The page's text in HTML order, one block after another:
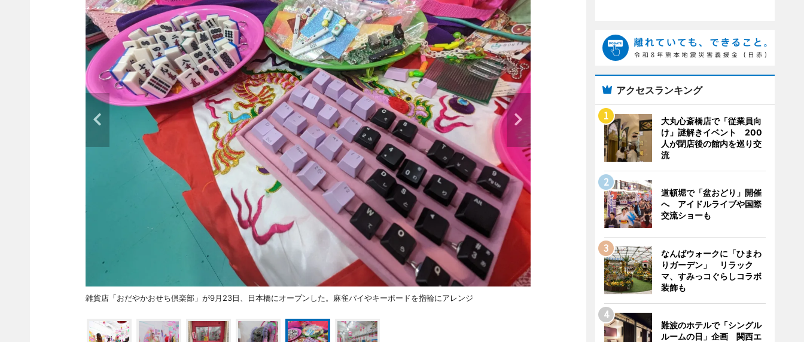
雑貨店「おだやかおせち倶楽部」が9月23日、日本橋にオープンした。麻雀パイやキーボードを指輪にアレンジ
アクセスランキング
大丸心斎橋店で「従業員向
け」謎解きイベント 200
人が閉店後の館内を巡り交
流
道頓堀で「盆おどり」開催
へ アイドルライブや国際
交流ショーも
なんばウォークに「ひまわ
りガーデン」 リラック
マ、すみっコぐらしコラボ
装飾も
難波のホテルで「シングル
ルームの日」企画 関西エ